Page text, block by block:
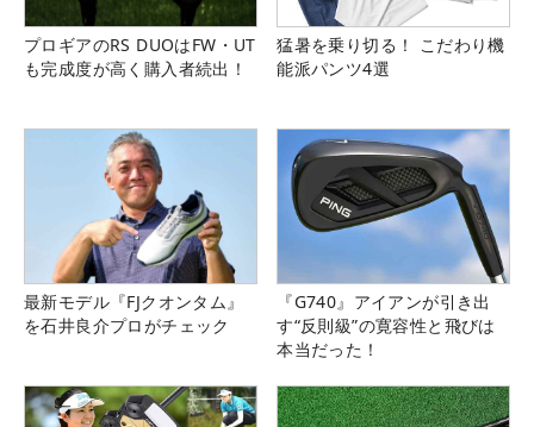
プロギアのRS DUOはFW・UT
も完成度が高く購入者続出！
猛暑を乗り切る！ こだわり機
能派パンツ4選
最新モデル『FJクオンタム』
を石井良介プロがチェック
『G740』アイアンが引き出
す“反則級”の寛容性と飛びは
本当だった！